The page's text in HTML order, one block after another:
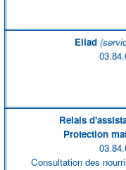
Eliad
Relais
Protection
Consultation des